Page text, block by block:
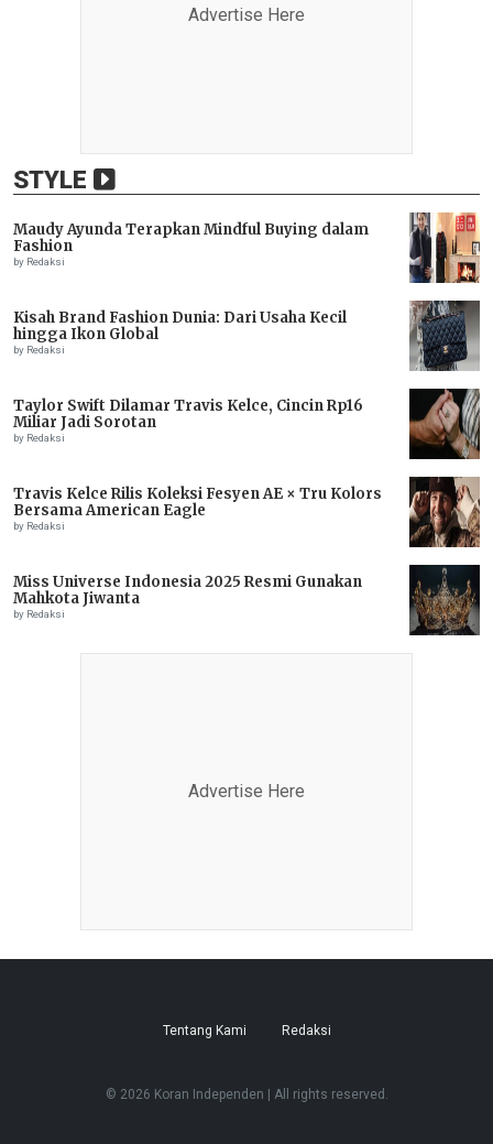
Advertise Here
STYLE
Maudy Ayunda Terapkan Mindful Buying dalam
Fashion
by Redaksi
Kisah Brand Fashion Dunia: Dari Usaha Kecil
hingga Ikon Global
by Redaksi
Taylor Swift Dilamar Travis Kelce, Cincin Rp16
Miliar Jadi Sorotan
by Redaksi
Travis Kelce Rilis Koleksi Fesyen AE × Tru Kolors
Bersama American Eagle
by Redaksi
Miss Universe Indonesia 2025 Resmi Gunakan
Mahkota Jiwanta
by Redaksi
Advertise Here
Tentang Kami Redaksi
© 2026 Koran Independen | All rights reserved.